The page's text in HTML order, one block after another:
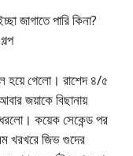
জাগাতে পারি কিনা?
হয়ে গেলো। রাশেদ ৪/৫
জয়াকে বিছানায়
কয়েক সেকেন্ড পর
খরখরে জিভ গুদের